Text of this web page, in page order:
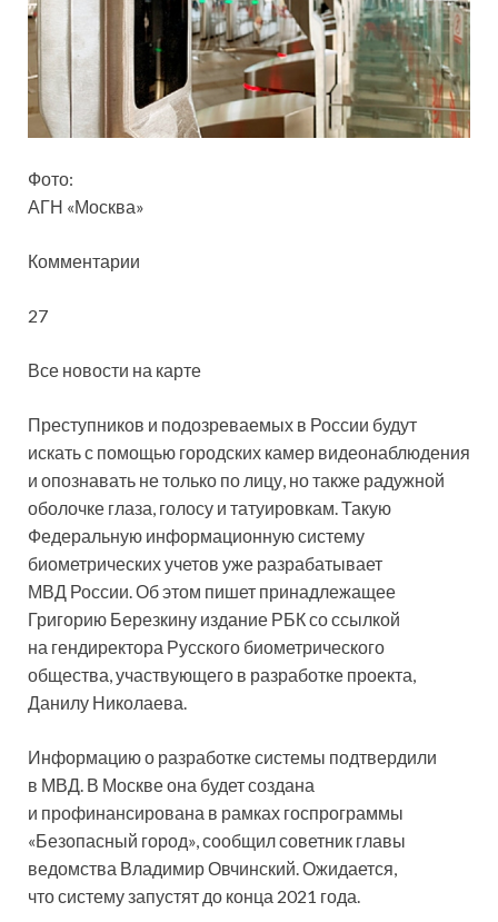
Фото:
АГН «Москва»
Комментарии
27
Все новости на карте
Преступников и подозреваемых в России будут
искать с помощью городских камер видеонаблюдения
и опознавать не только по лицу, но также радужной
оболочке глаза, голосу и татуировкам. Такую
Федеральную информационную систему
биометрических учетов уже разрабатывает
МВД России. Об этом пишет принадлежащее
Григорию Березкину издание РБК со ссылкой
на гендиректора Русского биометрического
общества, участвующего в разработке проекта,
Данилу Николаева.
Информацию о разработке системы подтвердили
в МВД. В Москве она будет создана
и профинансирована в рамках госпрограммы
«Безопасный город», сообщил советник главы
ведомства Владимир Овчинский. Ожидается,
что систему запустят до конца 2021 года.